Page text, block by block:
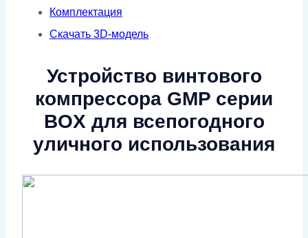
Комплектация
Скачать 3D-модель
Устройство винтового
компрессора GMP серии
BOX для всепогодного
уличного использования